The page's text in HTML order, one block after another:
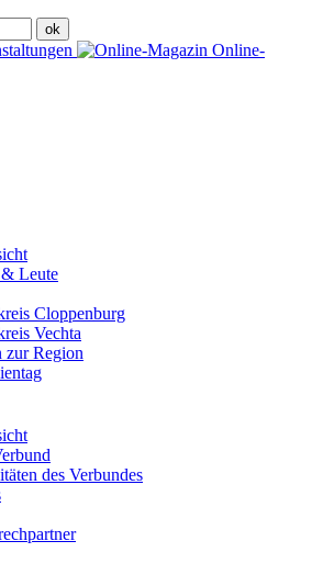
Online-
Leute
Cloppenburg
Vechta
zur Region
des Verbundes